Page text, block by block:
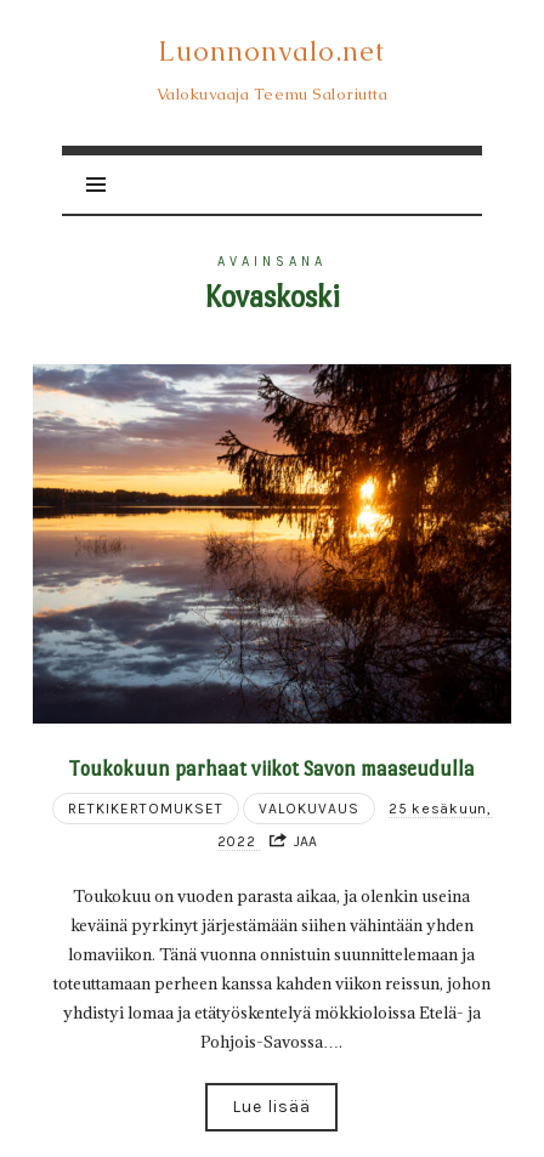
Luonnonvalo.net
Luonnonvalo.net
Valokuvaaja Teemu Saloriutta
AVAINSANA
Kovaskoski
Toukokuun parhaat viikot Savon maaseudulla
RETKIKERTOMUKSET VALOKUVAUS
25 kesäkuun,
2022
JAA
Toukokuu on vuoden parasta aikaa, ja olenkin useina
keväinä pyrkinyt järjestämään siihen vähintään yhden
lomaviikon. Tänä vuonna onnistuin suunnittelemaan ja
toteuttamaan perheen kanssa kahden viikon reissun, johon
yhdistyi lomaa ja etätyöskentelyä mökkioloissa Etelä- ja
Pohjois-Savossa….
Lue lisää